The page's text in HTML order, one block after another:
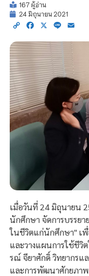
167 ผู้อ่าน
24 มิถุนายน 2021
Copy Facebook
X Line
เมื่อวันที่ 24 มิถุนายน
นักศึกษา จัดการบรรย
ในชีวิตแก่นักศึกษา" เ
และวางแผนการใช้ชีวิ
รณ์ จียาศักดิ์ วิทยากรแ
และการพัฒนาศักยภา